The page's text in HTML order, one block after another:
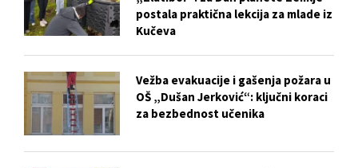
postala praktična lekcija za mlade iz
Kučeva
Vežba evakuacije i gašenja požara u
OŠ „Dušan Jerković“: ključni koraci
za bezbednost učenika